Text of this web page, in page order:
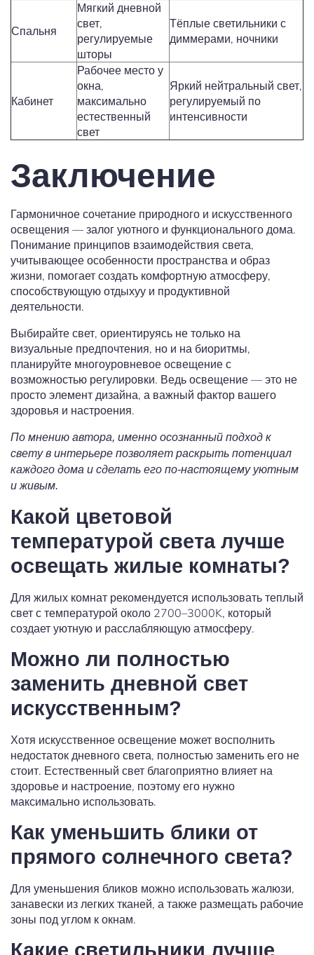
Спальня
Мягкий дневной
свет,
регулируемые
шторы
Тёплые светильники с
диммерами, ночники
Кабинет
Рабочее место у
окна,
максимально
естественный
свет
Яркий нейтральный свет,
регулируемый по
интенсивности
Заключение
Гармоничное сочетание природного и искусственного
освещения — залог уютного и функционального дома.
Понимание принципов взаимодействия света,
учитывающее особенности пространства и образ
жизни, помогает создать комфортную атмосферу,
способствующую отдыхуу и продуктивной
деятельности.
Выбирайте свет, ориентируясь не только на
визуальные предпочтения, но и на биоритмы,
планируйте многоуровневое освещение с
возможностью регулировки. Ведь освещение — это не
просто элемент дизайна, а важный фактор вашего
здоровья и настроения.
По мнению автора, именно осознанный подход к
свету в интерьере позволяет раскрыть потенциал
каждого дома и сделать его по-настоящему уютным
и живым.
Какой цветовой
температурой света лучше
освещать жилые комнаты?
Для жилых комнат рекомендуется использовать теплый
свет с температурой около 2700–3000K, который
создает уютную и расслабляющую атмосферу.
Можно ли полностью
заменить дневной свет
искусственным?
Хотя искусственное освещение может восполнить
недостаток дневного света, полностью заменить его не
стоит. Естественный свет благоприятно влияет на
здоровье и настроение, поэтому его нужно
максимально использовать.
Как уменьшить блики от
прямого солнечного света?
Для уменьшения бликов можно использовать жалюзи,
занавески из легких тканей, а также размещать рабочие
зоны под углом к окнам.
Какие светильники лучше